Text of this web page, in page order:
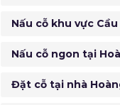
Nấu cỗ khu vực Cầu
Nấu cỗ ngon tại
Đặt cỗ tại nhà